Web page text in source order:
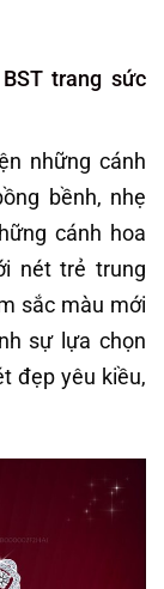
trang sức
những cánh
bềnh, nhẹ
cánh hoa
nét trẻ trung
sắc màu mới
sự lựa chọn
đẹp yêu kiều,